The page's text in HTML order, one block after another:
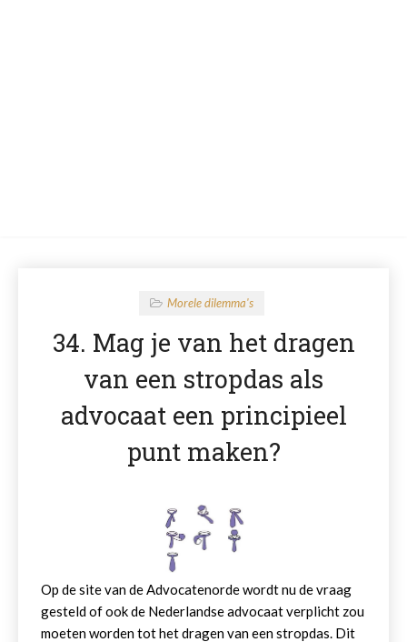
Morele dilemma's
34. Mag je van het dragen
van een stropdas als
advocaat een principieel
punt maken?
Op de site van de Advocatenorde wordt nu de vraag
gesteld of ook de Nederlandse advocaat verplicht zou
moeten worden tot het dragen van een stropdas. Dit